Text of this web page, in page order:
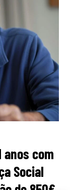
anos com
Social